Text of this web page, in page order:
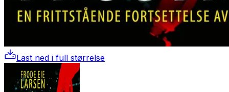
Last ned i full størrelse